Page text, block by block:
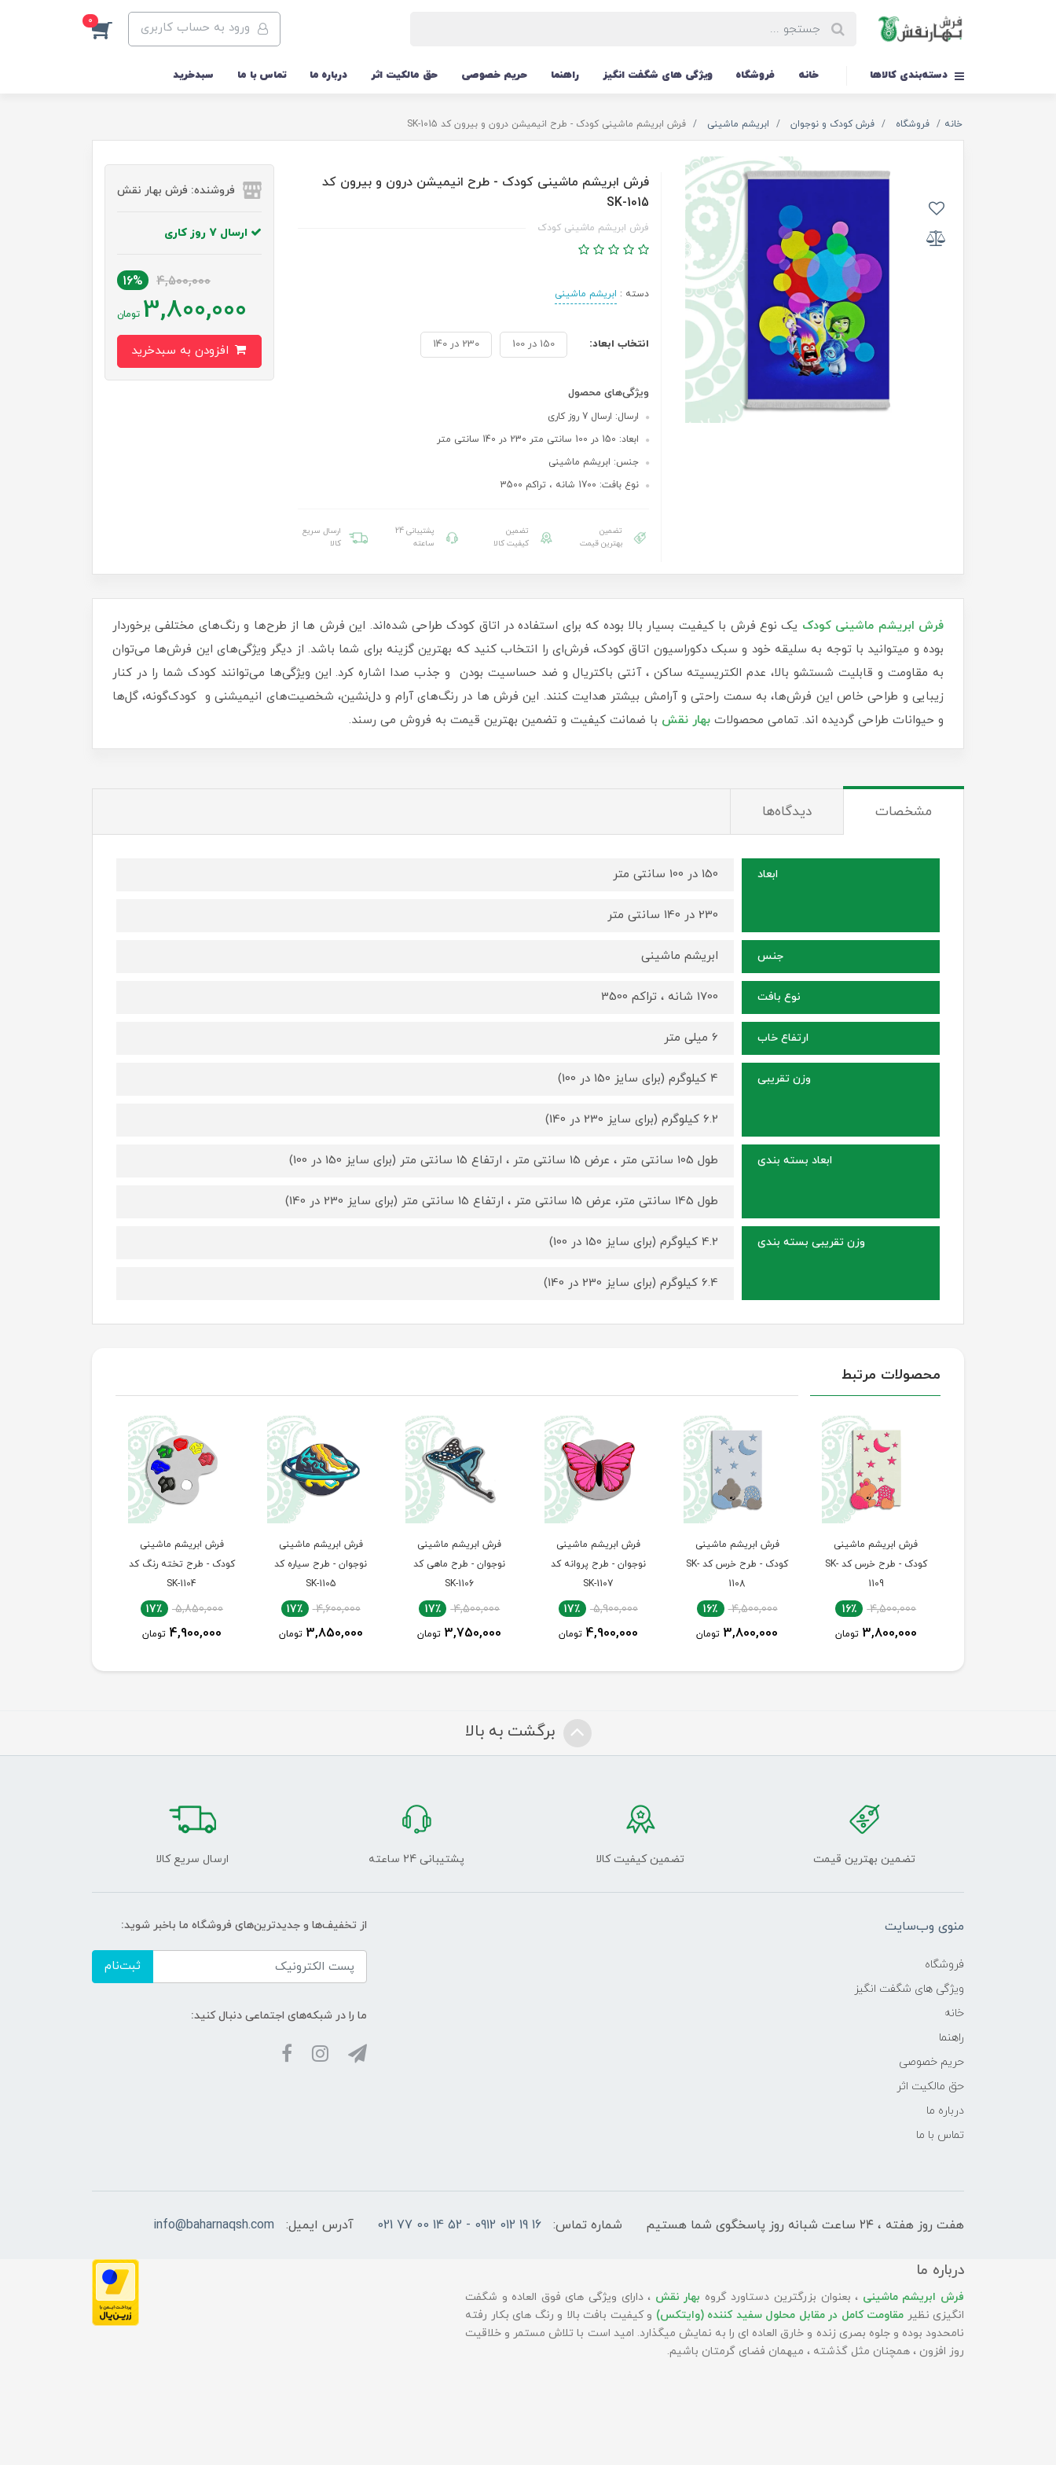
ورود به حساب کاربری 0
دسته‌بندی کالاها خانه فروشگاه ویژگی های شگفت انگیز راهنما حریم خصوصی حق مالکیت اثر درباره ما تماس با ما سبدخرید
خانه فروشگاه فرش کودک و نوجوان ابریشم ماشینی فرش ابریشم ماشینی کودک - طرح انیمیشن درون و بیرون کد SK-1015
فرش ابریشم ماشینی کودک - طرح انیمیشن درون و بیرون کد
SK-1015
فرش ابریشم ماشینی کودک
دسته : ابریشم ماشینی
انتخاب ابعاد: 150 در 100 230 در 140
ویژگی‌های محصول
ارسال: ارسال 7 روز کاری
ابعاد: 150 در 100 سانتی متر 230 در 140 سانتی متر
جنس: ابریشم ماشینی
نوع بافت: 1700 شانه ، تراکم 3500
تضمین
بهترین قیمت
تضمین
کیفیت کالا
پشتیبانی 24
ساعته
ارسال سریع
کالا
فروشنده: فرش بهار نقش
ارسال 7 روز کاری
4,500,000
16%
3,800,000 تومان
فرش‌ ابریشم ماشینی کودک یک نوع فرش با کیفیت بسیار بالا بوده که برای استفاده در اتاق کودک طراحی شده‌اند. این فرش ها از طرح‌ها و رنگ‌های مختلفی برخوردار
بوده و میتوانید با توجه به سلیقه خود و سبک دکوراسیون اتاق کودک، فرش‌ای را انتخاب کنید که بهترین گزینه برای شما باشد. از دیگر ویژگی‌های این فرش‌ها می‌توان
به مقاومت و قابلیت شستشو بالا، عدم الکتریسیته ساکن ، آنتی باکتریال و ضد حساسیت بودن و جذب صدا اشاره کرد. این ویژگی‌ها می‌توانند کودک شما را در کنار
زیبایی و طراحی خاص این فرش‌ها، به سمت راحتی و آرامش بیشتر هدایت کنند. این فرش ها در رنگ‌های آرام و دل‌نشین، شخصیت‌های انیمیشنی و کودک‌گونه، گل‌ها
و حیوانات طراحی گردیده اند. تمامی محصولات بهار نقش با ضمانت کیفیت و تضمین بهترین قیمت به فروش می رسند.
مشخصات دیدگاه‌ها
ابعاد 150 در 100 سانتی متر
230 در 140 سانتی متر
جنس ابریشم ماشینی
نوع بافت 1700 شانه ، تراکم 3500
ارتفاع خاب 6 میلی متر
وزن تقریبی 4 کیلوگرم (برای سایز 150 در 100)
6.2 کیلوگرم (برای سایز 230 در 140)
ابعاد بسته بندی طول 105 سانتی متر ، عرض 15 سانتی متر ، ارتفاع 15 سانتی متر (برای سایز 150 در 100)
طول 145 سانتی متر، عرض 15 سانتی متر ، ارتفاع 15 سانتی متر (برای سایز 230 در 140)
وزن تقریبی بسته بندی 4.2 کیلوگرم (برای سایز 150 در 100)
6.4 کیلوگرم (برای سایز 230 در 140)
محصولات مرتبط
فرش ابریشم ماشینی
کودک - طرح خرس کد SK-
1109
4,500,000 16٪
3,800,000 تومان
فرش ابریشم ماشینی
کودک - طرح خرس کد SK-
1108
4,500,000 16٪
3,800,000 تومان
فرش ابریشم ماشینی
نوجوان - طرح پروانه کد
SK-1107
5,900,000 17٪
4,900,000 تومان
فرش ابریشم ماشینی
نوجوان - طرح ماهی کد
SK-1106
4,500,000 17٪
3,750,000 تومان
فرش ابریشم ماشینی
نوجوان - طرح سیاره کد
SK-1105
4,600,000 17٪
3,850,000 تومان
فرش ابریشم ماشینی
کودک - طرح تخته رنگ کد
SK-1104
5,850,000 17٪
4,900,000 تومان
برگشت به بالا
تضمین بهترین قیمت تضمین کیفیت کالا پشتیبانی 24 ساعته ارسال سریع کالا
منوی وب‌سایت
فروشگاه
ویژگی های شگفت انگیز
خانه
راهنما
حریم خصوصی
حق مالکیت اثر
درباره ما
تماس با ما
از تخفیف‌ها و جدیدترین‌های فروشگاه ما باخبر شوید:
ثبت‌نام
ما را در شبکه‌های اجتماعی دنبال کنید:
هفت روز هفته ، ۲۴ ساعت شبانه‌ روز پاسخگوی شما هستیم شماره تماس: 16 19 012 0912 - 52 14 00 77 021 آدرس ایمیل: info@baharnaqsh.com
درباره ما
فرش ابریشم ماشینی ، بعنوان بزرگترین دستاورد گروه بهار نقش ، دارای ویژگی های فوق العاده و شگفت
انگیزی نظیر مقاومت کامل در مقابل محلول سفید کننده (وایتکس) و کیفیت بافت بالا و رنگ های بکار رفته
نامحدود بوده و جلوه بصری زنده و خارق العاده ای را به نمایش میگذارد. امید است با تلاش مستمر و خلاقیت
روز افزون ، همچنان مثل گذشته ، میهمان فضای گرمتان باشیم.